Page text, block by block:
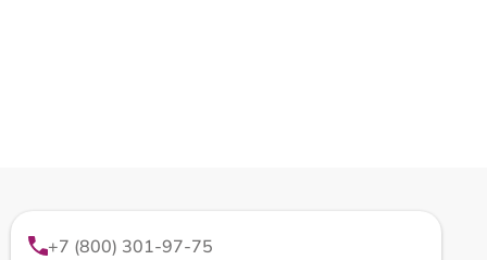
+7 (800) 301-97-75